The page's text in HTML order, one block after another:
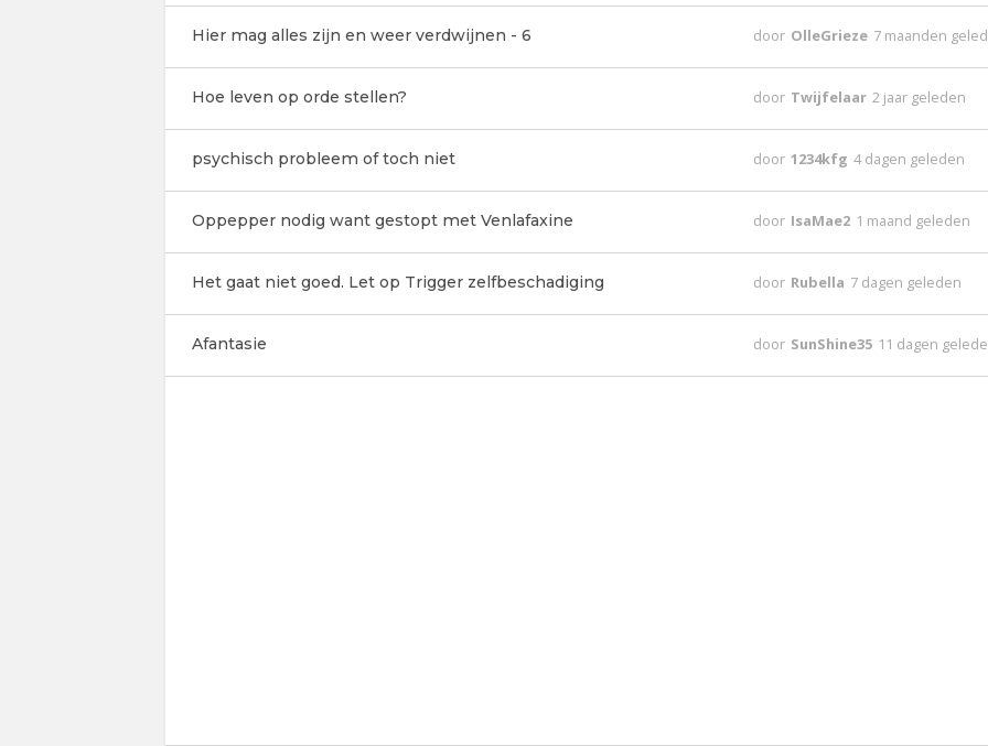
Hier mag alles zijn en weer verdwijnen - 6 door OlleGrieze 7 maanden
Hoe leven op orde stellen? door Twijfelaar 2 jaar geleden
psychisch probleem of toch niet door 1234kfg 4 dagen geleden
Oppepper nodig want gestopt met Venlafaxine door IsaMae2 1 maand geleden
Het gaat niet goed. Let op Trigger zelfbeschadiging door Rubella 7 dagen geleden
Afantasie door SunShine35 11 dagen